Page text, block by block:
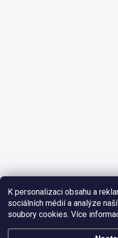
K personalizaci obsahu a
sociálních médií a analýze
soubory cookies. Více